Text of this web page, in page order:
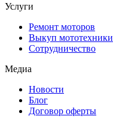
Услуги
Ремонт моторов
Выкуп мототехники
Сотрудничество
Медиа
Новости
Блог
Договор оферты